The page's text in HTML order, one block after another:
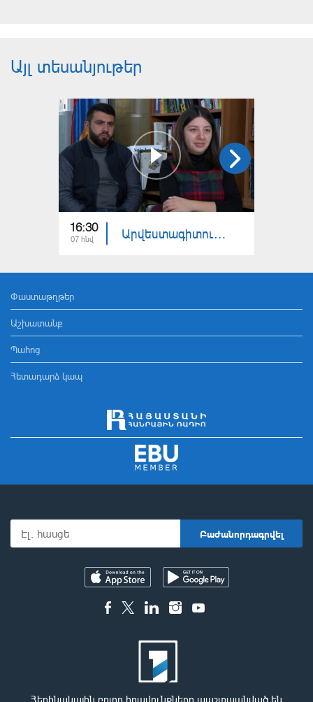
Այլ տեսանյութեր
16:30
07 հնվ Արվեստագիտության լսարան
Փաստաթղթեր
Աշխատանք
Պահոց
Հետադարձ կապ
Հեղինակային բոլոր իրավունքները պաշտպանված են